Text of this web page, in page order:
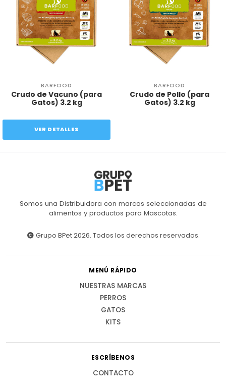
BARFOOD
Crudo de Vacuno (para
Gatos) 3.2 kg
VER DETALLES
BARFOOD
Crudo de Pollo (para
Gatos) 3.2 kg
Somos una Distribuidora con marcas seleccionadas de
alimentos y productos para Mascotas.
Grupo BPet 2026. Todos los derechos reservados.
MENÚ RÁPIDO
NUESTRAS MARCAS
PERROS
GATOS
KITS
ESCRÍBENOS
CONTACTO